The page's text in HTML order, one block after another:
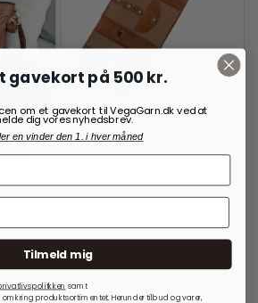
OPBEVARINGSLØSNINGER
TIL RUNDPINDE
699,00kr.
gavekort på 500 kr.
om et gavekort til VegaGarn.dk ved at
dig vores nyhedsbrev.
en vinder den 1. i hver måned
Tilmeld mig
samt
produktsortimentet. Herunder tilbud og varer,